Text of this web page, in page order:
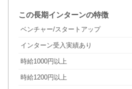
この長期インターンの特徴
ベンチャー/スタートアップ
インターン受入実績あり
時給1000円以上
時給1200円以上